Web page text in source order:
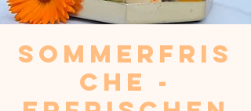
Sommerfris
che -